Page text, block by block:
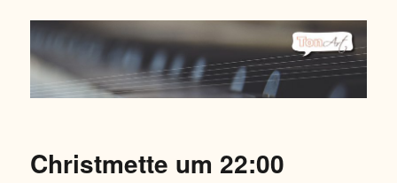
Christmette um 22:00